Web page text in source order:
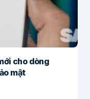
cho dòng
mật